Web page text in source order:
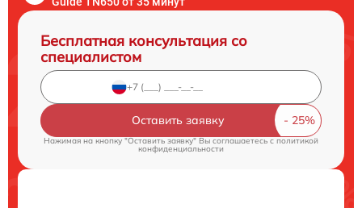
Бесплатная консультация со
специалистом
Оставить заявку
Нажимая на кнопку "Оставить заявку" Вы соглашаетесь cполитикой
конфиденциальности